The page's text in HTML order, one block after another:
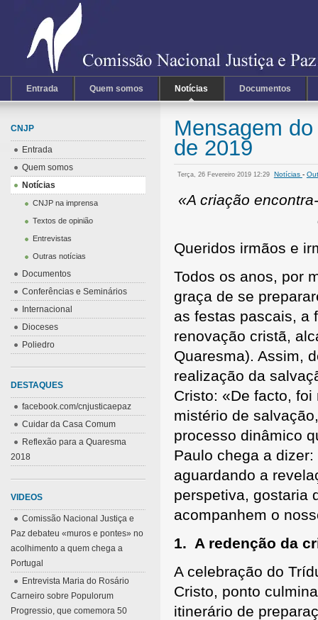
Entrada Quem somos Notícias Documentos
Mensagem
de 2019
Terça, 26 Fevereiro 2019 12:29 Notícias -
«A criação
Queridos irmãos e
Todos os anos, por
graça de se
as festas pascais, a
renovação cristã,
Quaresma). Assim,
realização da
Cristo: «De facto,
mistério de
processo dinâmico
Paulo chega a
aguardando a
perspetiva, gostaria
acompanhem o
1. A redenção da
A celebração do
Cristo, ponto
itinerário de
CNJP
Entrada
Quem somos
Notícias
CNJP na imprensa
Textos de opinião
Entrevistas
Outras notícias
Documentos
Conferências e Seminários
Internacional
Dioceses
Poliedro
DESTAQUES
facebook.com/cnjusticaepaz
Cuidar da Casa Comum
Reflexão para a Quaresma
2018
VIDEOS
Comissão Nacional Justiça e
Paz debateu «muros e pontes» no
acolhimento a quem chega a
Portugal
Entrevista Maria do Rosário
Carneiro sobre Populorum
Progressio, que comemora 50